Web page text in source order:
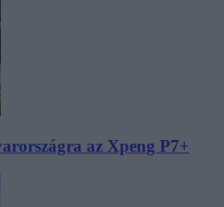
az Xpeng P7+